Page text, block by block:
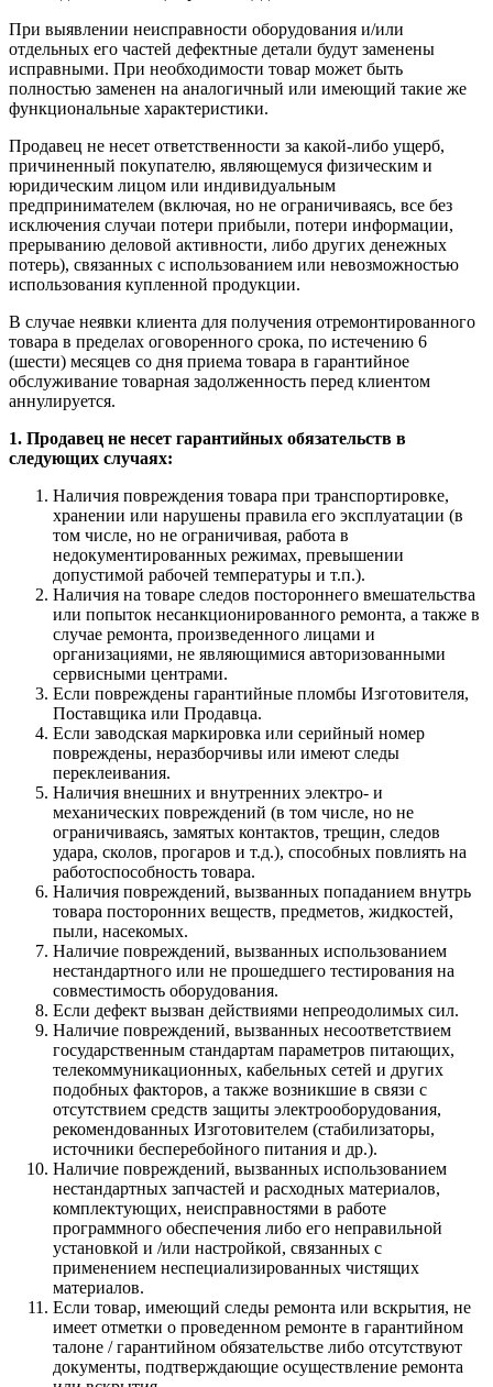
При выявлении неисправности оборудования и/или
отдельных его частей дефектные детали будут заменены
исправными. При необходимости товар может быть
полностью заменен на аналогичный или имеющий такие же
функциональные характеристики.
Продавец не несет ответственности за какой-либо ущерб,
причиненный покупателю, являющемуся физическим и
юридическим лицом или индивидуальным
предпринимателем (включая, но не ограничиваясь, все без
исключения случаи потери прибыли, потери информации,
прерыванию деловой активности, либо других денежных
потерь), связанных с использованием или невозможностью
использования купленной продукции.
В случае неявки клиента для получения отремонтированного
товара в пределах оговоренного срока, по истечению 6
(шести) месяцев со дня приема товара в гарантийное
обслуживание товарная задолженность перед клиентом
аннулируется.
1. Продавец не несет гарантийных обязательств в
следующих случаях:
Наличия повреждения товара при транспортировке,
хранении или нарушены правила его эксплуатации (в
том числе, но не ограничивая, работа в
недокументированных режимах, превышении
допустимой рабочей температуры и т.п.).
Наличия на товаре следов постороннего вмешательства
или попыток несанкционированного ремонта, а также в
случае ремонта, произведенного лицами и
организациями, не являющимися авторизованными
сервисными центрами.
Если повреждены гарантийные пломбы Изготовителя,
Поставщика или Продавца.
Если заводская маркировка или серийный номер
повреждены, неразборчивы или имеют следы
переклеивания.
Наличия внешних и внутренних электро- и
механических повреждений (в том числе, но не
ограничиваясь, замятых контактов, трещин, следов
удара, сколов, прогаров и т.д.), способных повлиять на
работоспособность товара.
Наличия повреждений, вызванных попаданием внутрь
товара посторонних веществ, предметов, жидкостей,
пыли, насекомых.
Наличие повреждений, вызванных использованием
нестандартного или не прошедшего тестирования на
совместимость оборудования.
Если дефект вызван действиями непреодолимых сил.
Наличие повреждений, вызванных несоответствием
государственным стандартам параметров питающих,
телекоммуникационных, кабельных сетей и других
подобных факторов, а также возникшие в связи с
отсутствием средств защиты электрооборудования,
рекомендованных Изготовителем (стабилизаторы,
источники бесперебойного питания и др.).
Наличие повреждений, вызванных использованием
нестандартных запчастей и расходных материалов,
комплектующих, неисправностями в работе
программного обеспечения либо его неправильной
установкой и /или настройкой, связанных с
применением неспециализированных чистящих
материалов.
Если товар, имеющий следы ремонта или вскрытия, не
имеет отметки о проведенном ремонте в гарантийном
талоне / гарантийном обязательстве либо отсутствуют
документы, подтверждающие осуществление ремонта